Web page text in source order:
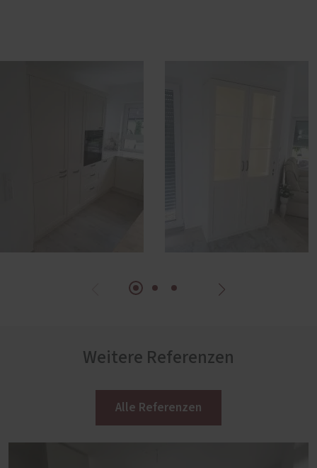
Weitere Referenzen
Alle Referenzen